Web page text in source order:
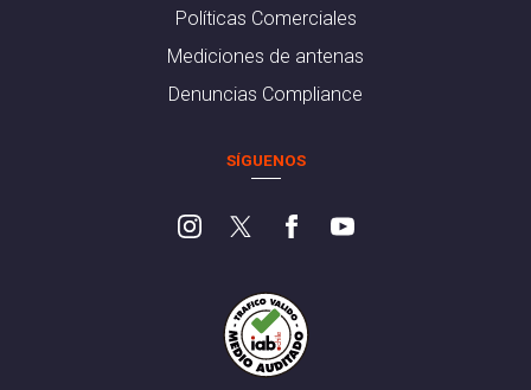
Políticas Comerciales
Mediciones de antenas
Denuncias Compliance
SÍGUENOS